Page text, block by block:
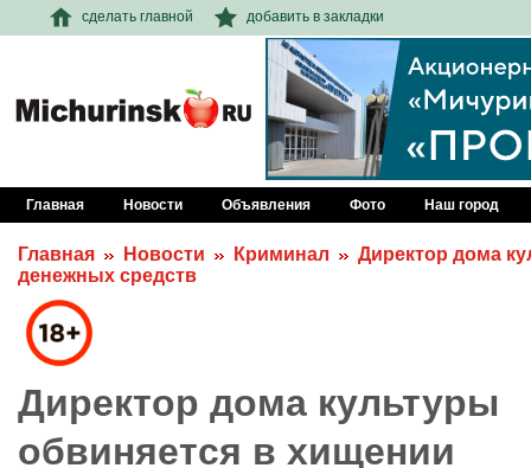
сделать главной добавить в закладки
Главная Новости Объявления Фото Наш город
Главная Новости Криминал
Директор дома
денежных средств
Директор дома культуры
обвиняется в хищении